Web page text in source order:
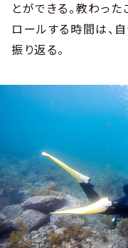
とができる。教わっ
ロールする時間は、
振り返る。